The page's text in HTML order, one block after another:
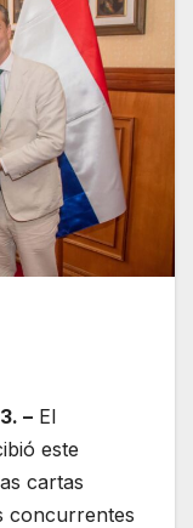
– El
este
cartas
concurrentes